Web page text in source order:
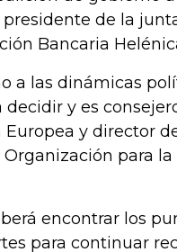
de la
Bancaria
a las dinámicas
y es
y director
para la
encontrar los
para continuar